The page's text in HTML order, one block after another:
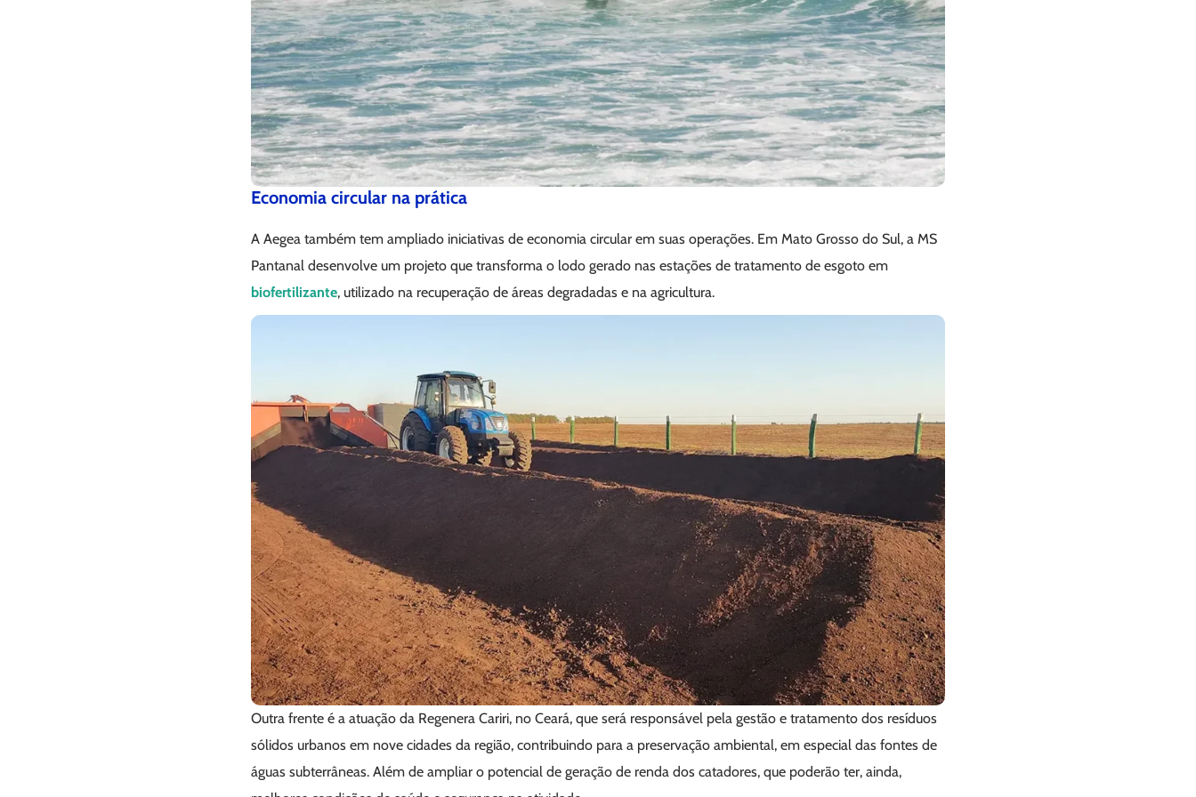
Economia circular na prática
A Aegea também tem ampliado iniciativas de economia circular em suas operações. Em Mato Grosso do Sul, a MS
Pantanal desenvolve um projeto que transforma o lodo gerado nas estações de tratamento de esgoto em
biofertilizante, utilizado na recuperação de áreas degradadas e na agricultura.
Outra frente é a atuação da Regenera Cariri, no Ceará, que será responsável pela gestão e tratamento dos resíduos
sólidos urbanos em nove cidades da região, contribuindo para a preservação ambiental, em especial das fontes de
águas subterrâneas. Além de ampliar o potencial de geração de renda dos catadores, que poderão ter, ainda,